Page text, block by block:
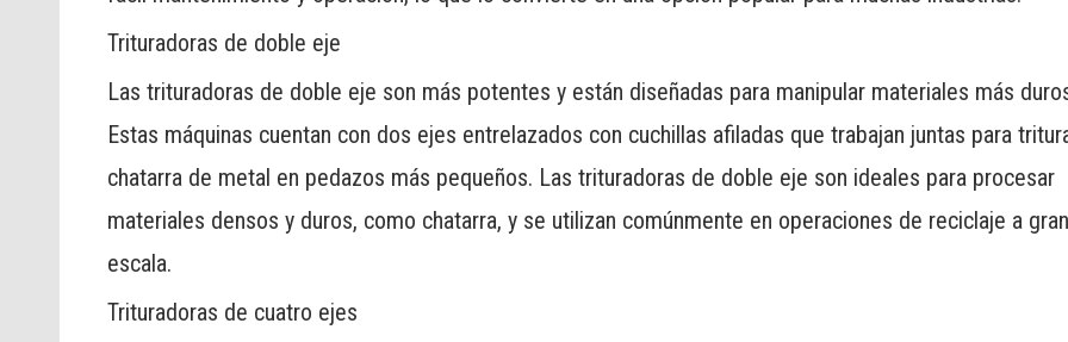
Trituradoras de doble eje
Las trituradoras de doble eje son más potentes y están diseñadas para manipular materiales más
Estas máquinas cuentan con dos ejes entrelazados con cuchillas afiladas que trabajan juntas para
chatarra de metal en pedazos más pequeños. Las trituradoras de doble eje son ideales para procesar
materiales densos y duros, como chatarra, y se utilizan comúnmente en operaciones de reciclaje a gran
escala.
Trituradoras de cuatro ejes